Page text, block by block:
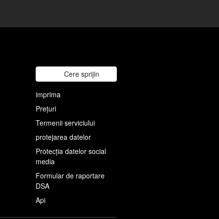
Cere sprijin
imprima
Prețuri
Termenii serviciului
protejarea datelor
Protecția datelor social
media
Formular de raportare
DSA
Api